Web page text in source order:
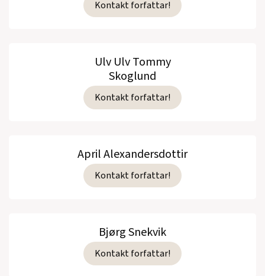
Kontakt forfattar!
Ulv Ulv Tommy
Skoglund
Kontakt forfattar!
April Alexandersdottir
Kontakt forfattar!
Bjørg Snekvik
Kontakt forfattar!